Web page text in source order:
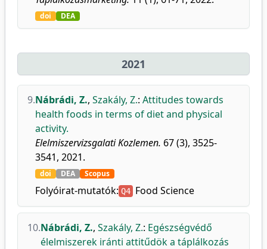
doi DEA
2021
9.Nábrádi, Z., Szakály, Z.: Attitudes towards
health foods in terms of diet and physical
activity.
Elelmiszervizsgalati Kozlemen. 67 (3), 3525-
3541, 2021.
doi DEA Scopus
Folyóirat-mutatók: Q4 Food Science
10.Nábrádi, Z., Szakály, Z.: Egészségvédő
élelmiszerek iránti attitűdök a táplálkozás